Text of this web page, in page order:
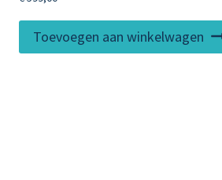
Toevoegen aan winkelwagen